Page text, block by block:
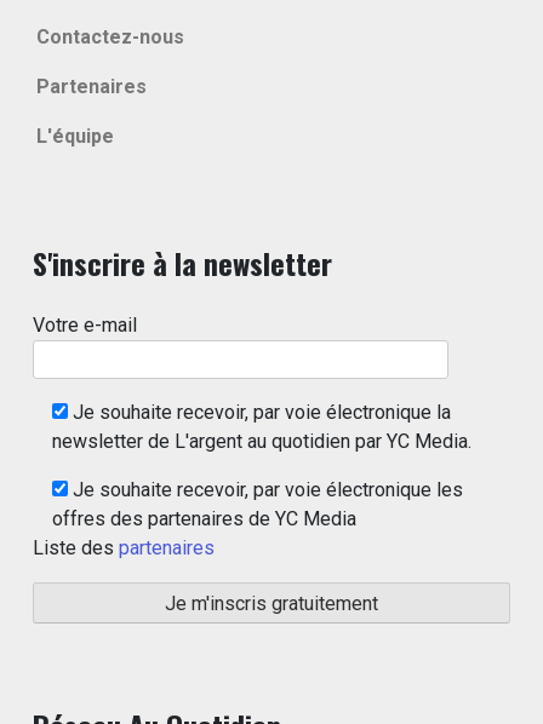
Contactez-nous
Partenaires
L'équipe
S'inscrire à la newsletter
Votre e-mail
Je souhaite recevoir, par voie électronique la
newsletter de L'argent au quotidien par YC Media.
Je souhaite recevoir, par voie électronique les
offres des partenaires de YC Media
Liste des partenaires